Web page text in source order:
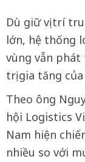
Dù giữ vị trí
lớn, hệ thống
vùng vẫn
trị gia tăng
Theo ông
hội Logistics
Nam hiện
nhiều so với